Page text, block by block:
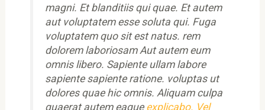
magni. Et blanditiis qui quae. Et autem
aut voluptatem esse soluta qui. Fuga
voluptatem quo sit est natus. rem
dolorem laboriosam Aut autem eum
omnis libero. Sapiente ullam labore
sapiente sapiente ratione. voluptas ut
dolores quae hic omnis. Aliquam culpa
quaerat autem eaque explicabo. Vel